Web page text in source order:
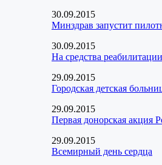
30.09.2015
Минздрав запустит
30.09.2015
На средства
29.09.2015
Городская детская
29.09.2015
Первая донорская акция
29.09.2015
Всемирный день сердца